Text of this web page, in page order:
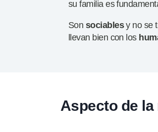
su familia es
Son sociablesy no se
llevan bien con los
Aspecto de la